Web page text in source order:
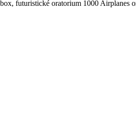
futuristické oratorium 1000 Airplanes